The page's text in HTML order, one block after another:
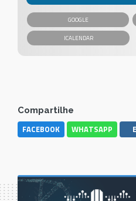
GOOGLE
Compartilhe
FACEBOOK WHATSAPP